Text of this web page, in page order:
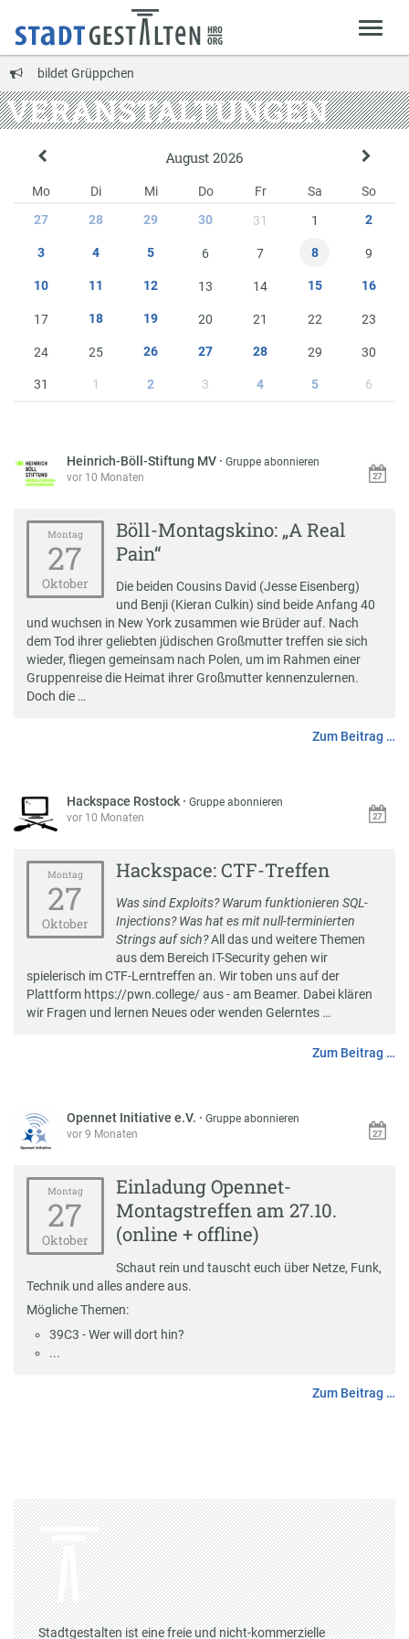
bildet Grüppchen
VERANSTALTUNGEN
August 2026
Mo Di Mi Do Fr Sa
So
27
28 29 30 31 1 2
3 4 5 6 7 8 9
10 11 12 13 14 15 16
17 18 19 20 21 22 23
24 25 26 27 28 29 30
31 1 2 3 4 5 6
Heinrich-Böll-Stiftung MV ·Gruppe abonnieren
vor 10 Monaten
Montag
27
Oktober
Böll-Montagskino: „A Real
Pain“
Die beiden Cousins David (Jesse Eisenberg)
und Benji (Kieran Culkin) sind beide Anfang 40
und wuchsen in New York zusammen wie Brüder auf. Nach
dem Tod ihrer geliebten jüdischen Großmutter treffen sie sich
wieder, fliegen gemeinsam nach Polen, um im Rahmen einer
Gruppenreise die Heimat ihrer Großmutter kennenzulernen.
Doch die …
Zum Beitrag …
Hackspace Rostock ·Gruppe abonnieren
vor 10 Monaten
Montag
27
Oktober
Hackspace: CTF-Treffen
Was sind Exploits? Warum funktionieren SQL-
Injections? Was hat es mit null-terminierten
Strings auf sich?All das und weitere Themen
aus dem Bereich IT-Security gehen wir
spielerisch im CTF-Lerntreffen an. Wir toben uns auf der
Plattform https://pwn.college/ aus - am Beamer. Dabei klären
wir Fragen und lernen Neues oder wenden Gelerntes …
Zum Beitrag …
Opennet Initiative e.V. ·Gruppe abonnieren
vor 9 Monaten
Montag
27
Oktober
Einladung Opennet-
Montagstreffen am 27.10.
(online + offline)
Schaut rein und tauscht euch über Netze, Funk,
Technik und alles andere aus.
Mögliche Themen:
39C3 - Wer will dort hin?
...
Zum Beitrag …
Stadtgestalten ist eine freie und nicht-kommerzielle